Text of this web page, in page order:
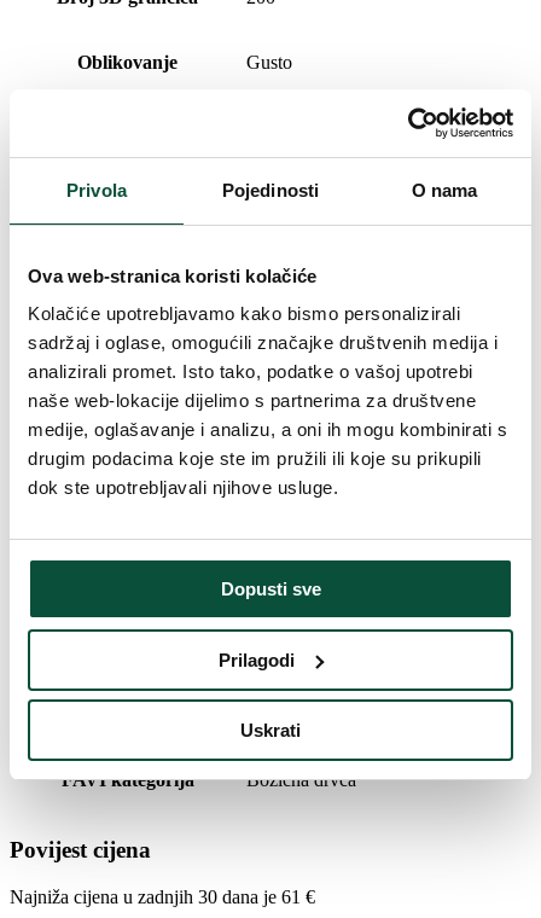
Privola Pojedinosti O nama
Ova web-stranica koristi kolačiće
Kolačiće upotrebljavamo kako bismo personalizirali
sadržaj i oglase, omogućili značajke društvenih medija i
analizirali promet. Isto tako, podatke o vašoj upotrebi
naše web-lokacije dijelimo s partnerima za društvene
medije, oglašavanje i analizu, a oni ih mogu kombinirati s
drugim podacima koje ste im pružili ili koje su prikupili
dok ste upotrebljavali njihove usluge.
Dopusti sve
Prilagodi
Uskrati
Oblikovanje Gusto
Vrsta iglica 3D (PE) + PVC
Broj dijelova 1
Vrsta rasklapanja sustav rasklapanja
Postolje (uključeno u paket) Saksija
2
4 dana
FAVI kategorija Božićna drvca
Povijest cijena
Najniža cijena u zadnjih 30 dana je 61 €